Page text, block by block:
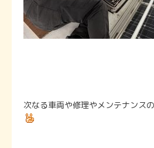
次なる車両や修理やメンテナンス